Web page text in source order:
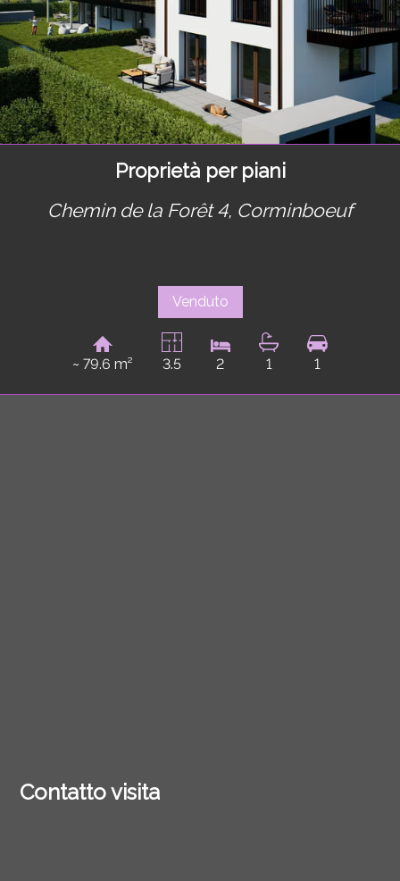
Proprietà per piani
Chemin de la Forêt 4, Corminboeuf
Venduto
~ 79.6 m² 3.5 2 1 1
Contatto visita